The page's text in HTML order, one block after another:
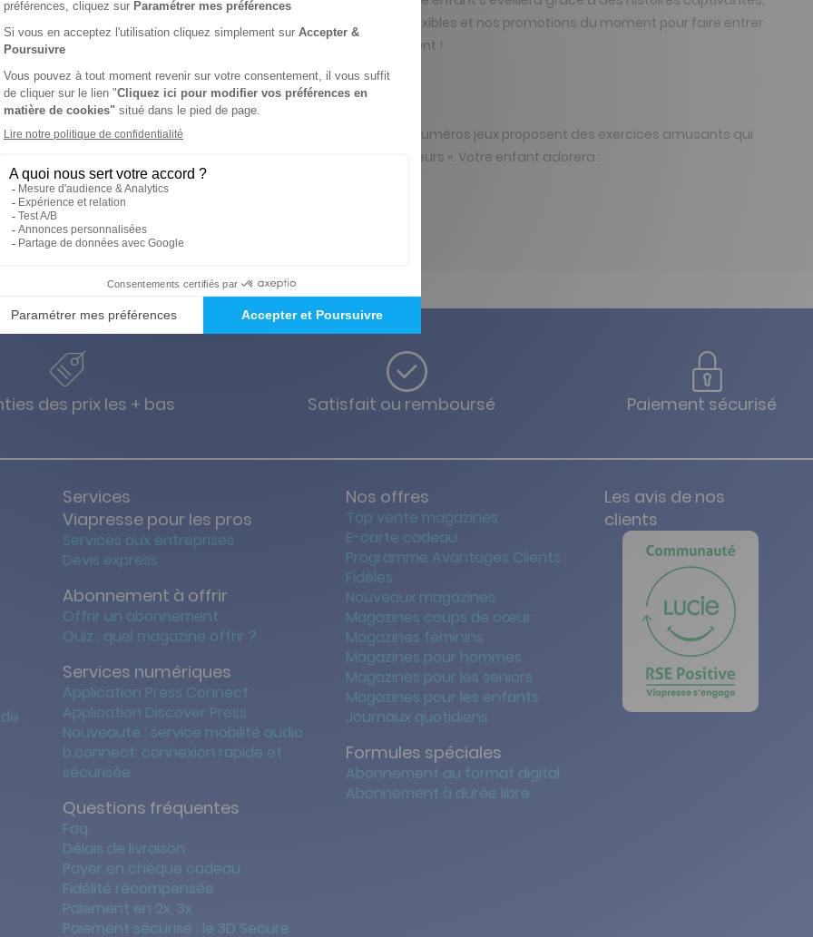
découvertes. Découvrez nos formules d'abonnement flexibles et nos promotions du moment pour faire entrer
parfait pour accompagner votre petit dans son développement !
votre enfant
conçues pour stimuler l'imagination des 2-5 ans. Les numéros jeux proposent des exercices amusants qui
», « J'observe », « Je compte » et « Je découvre les couleurs ». Votre enfant adorera :
des prix les + bas Satisfait ou remboursé Paiement sécurisé
Services
Viapresse pour les pros
Services aux entreprises
Devis express
Abonnement à offrir
Offrir un abonnement
Quiz : quel magazine offrir ?
Services numériques
Application Press Connect
Application Discover Press
Nouveauté : service mobilité audio
b.connect: connexion rapide et
sécurisée
Questions fréquentes
Faq
Délais de livraison
Payer en chèque cadeau
Fidélité récompensée
Paiement en 2x, 3x
Paiement sécurisé : le 3D Secure
Nos offres
Top vente magazines
E-carte cadeau
Programme Avantages Clients
Fidèles
Nouveaux magazines
Magazines coups de cœur
Magazines féminins
Magazines pour hommes
Magazines pour les seniors
Magazines pour les enfants
Journaux quotidiens
Formules spéciales
Abonnement au format digital
Abonnement à durée libre
Les avis de nos
clients